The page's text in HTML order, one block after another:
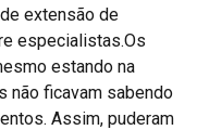
extensão de
especialistas.Os
estando na
não ficavam sabendo
Assim, puderam